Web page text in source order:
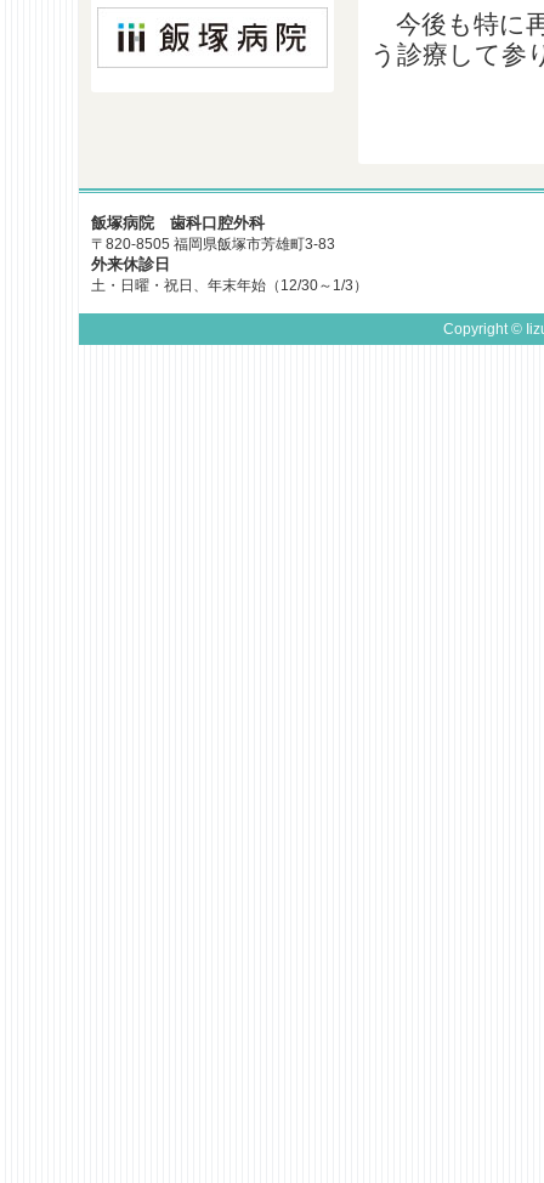
今後も特に
う診療して参
飯塚病院 歯科口腔外科
〒820-8505 福岡県飯塚市芳雄町3-83
外来休診日
土・日曜・祝日、年末年始（12/30～1/3）
Copyright ©